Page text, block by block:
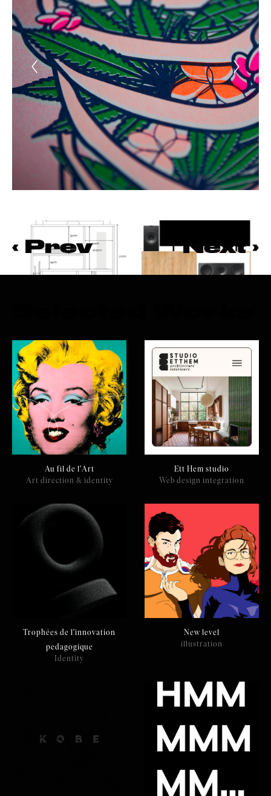
‹ Prev ›
Next
Au fil de l'Art
Art direction & identity
Ett Hem studio
Web design integration
Trophées de l'innovation
pedagogique
Identity
New level
illustration